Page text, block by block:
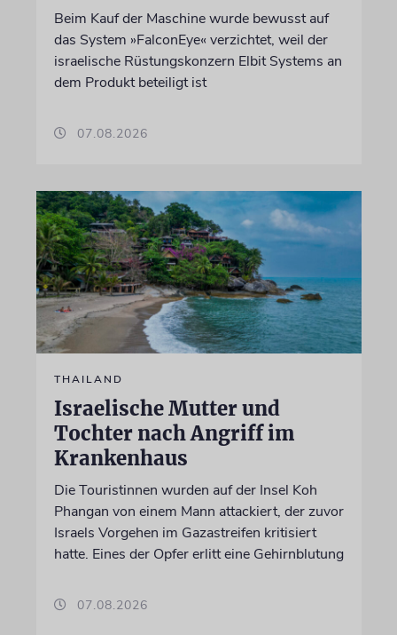
Beim Kauf der Maschine wurde bewusst auf
das System »FalconEye« verzichtet, weil der
israelische Rüstungskonzern Elbit Systems an
dem Produkt beteiligt ist
07.08.2026
THAILAND
Israelische Mutter und
Tochter nach Angriff im
Krankenhaus
Die Touristinnen wurden auf der Insel Koh
Phangan von einem Mann attackiert, der zuvor
Israels Vorgehen im Gazastreifen kritisiert
hatte. Eines der Opfer erlitt eine Gehirnblutung
07.08.2026